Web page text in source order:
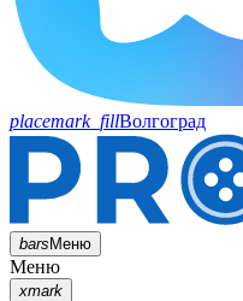
placemark_fillВолгоград
barsМеню
Меню
xmark